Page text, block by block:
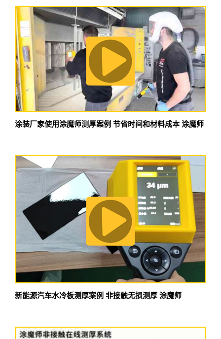
涂装厂家使用涂魔师测厚案例 节省时间和材料成本 涂魔师
新能源汽车水冷板测厚案例 非接触无损测厚 涂魔师